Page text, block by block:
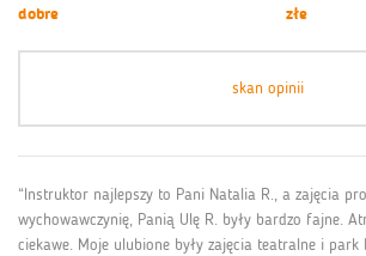
dobre
złe
skan opinii
“Instruktor najlepszy to Pani Natalia R., a zajęcia
wychowawczynię, Panią Ulę R. były bardzo fajne.
ciekawe. Moje ulubione były zajęcia teatralne i park